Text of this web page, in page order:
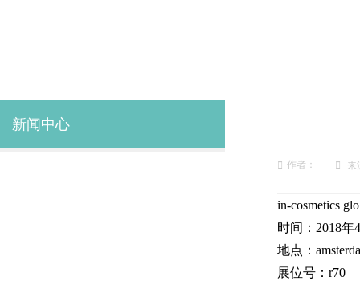
新闻中心
作者： 来
in-cosmetics
时间：2018年
地点：
展位号：r70